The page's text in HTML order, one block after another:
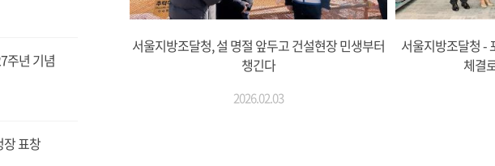
주년 기념
표창
서울지방조달청, 설 명절 앞두고 건설현장 민생부터
챙긴다
2026.02.03
서울지방조달청 -
체결